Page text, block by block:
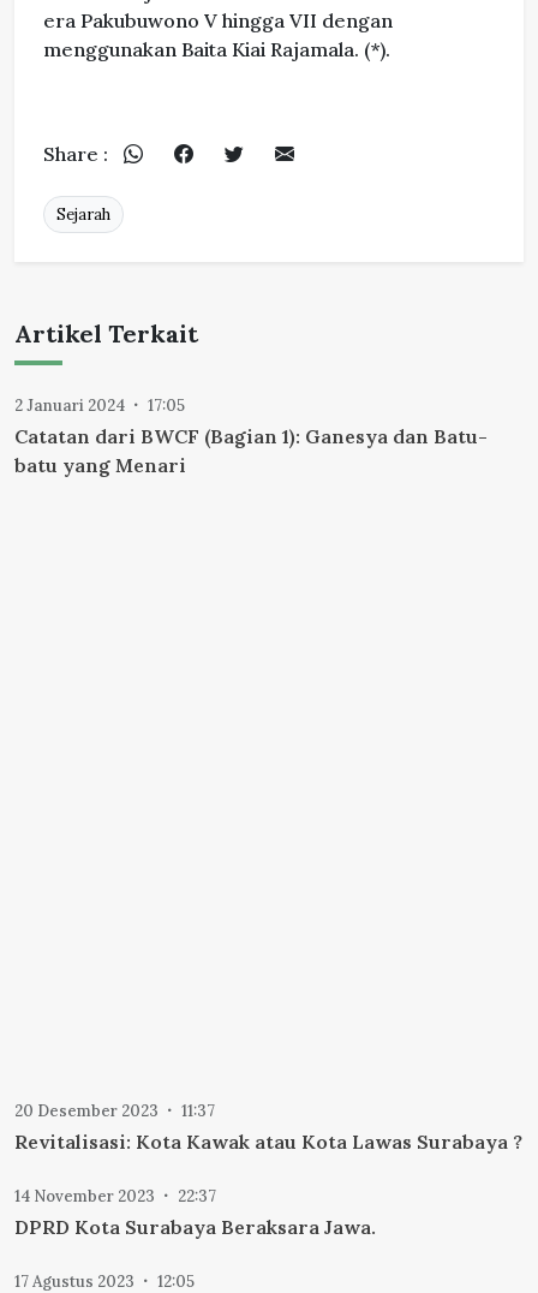
era Pakubuwono V hingga VII dengan
menggunakan Baita Kiai Rajamala. (*).
Share :
Sejarah
Artikel Terkait
2 Januari 2024 17:05
Catatan dari BWCF (Bagian 1): Ganesya dan Batu-
batu yang Menari
20 Desember 2023 11:37
Revitalisasi: Kota Kawak atau Kota Lawas Surabaya ?
14 November 2023 22:37
DPRD Kota Surabaya Beraksara Jawa.
17 Agustus 2023 12:05